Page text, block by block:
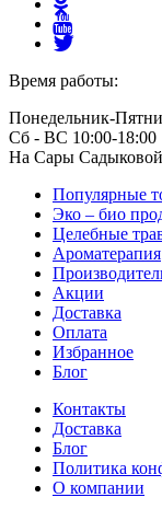
Время работы:
Понедельник-
Сб - ВС 10:00-18:00
На Сары Садыковой
Популярные
Эко – био
Целебные
Ароматерапия
Акции
Доставка
Оплата
Избранное
Блог
Контакты
Доставка
Блог
Политика
О компании